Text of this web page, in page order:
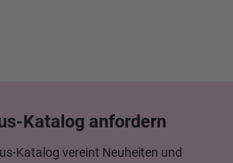
Katalog anfordern
Katalog vereint Neuheiten und